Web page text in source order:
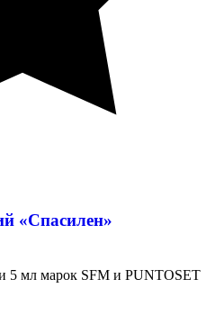
«Спасилен»
5 мл марок SFM и PUNTOSET